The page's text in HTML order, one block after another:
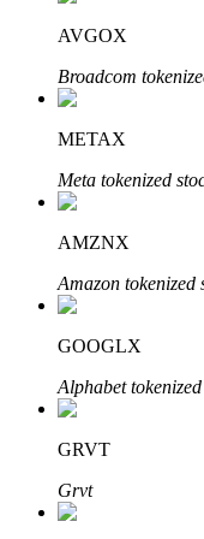
BTR-
Door crypto
AVGOX
Broadcom
METAX
Meta tokenized
AMZNX
Amazon tokenized
GOOGLX
Alphabet
GRVT
Grvt